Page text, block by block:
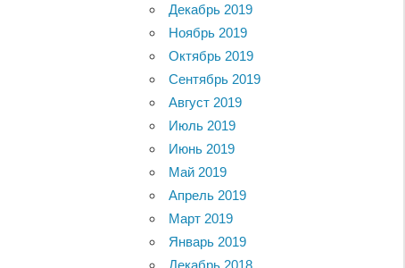
Декабрь 2019
Ноябрь 2019
Октябрь 2019
Сентябрь 2019
Август 2019
Июль 2019
Июнь 2019
Май 2019
Апрель 2019
Март 2019
Январь 2019
Декабрь 2018